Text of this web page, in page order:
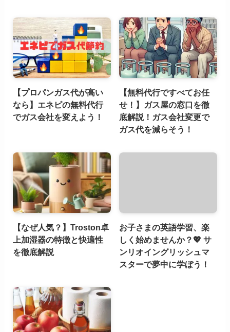
【プロパンガス代が高い
なら】エネピの無料代行
でガス会社を変えよう！
【無料代行ですべてお任
せ！】ガス屋の窓口を徹
底解説！ガス会社変更で
ガス代を減らそう！
【なぜ人気？】Troston卓
上加湿器の特徴と快適性
を徹底解説
お子さまの英語学習、楽
しく始めませんか？💖 サ
ンリオイングリッシュマ
スターで夢中に学ぼう！